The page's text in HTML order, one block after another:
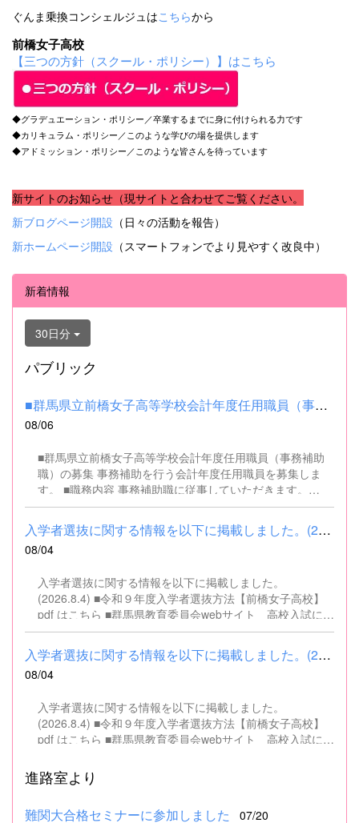
ぐんま乗換コンシェルジュはこちらから
前橋女子高校
【三つの方針（スクール・ポリシー）】はこちら
◆グラデュエーション・ポリシー／卒業するまでに身に付けられる力です
◆カリキュラム・ポリシー／このような学びの場を提供します
◆アドミッション・ポリシー／このような皆さんを待っています
新サイトのお知らせ（現サイトと合わせてご覧ください。
新ブログページ開設 （日々の活動を報告）
新ホームページ開設 （スマートフォンでより見やすく改良中）
新着情報
30日分
パブリック
■群馬県立前橋女子高等学校会計年度任用職員（事務補助職）の募集...
08/06
■群馬県立前橋女子高等学校会計年度任用職員（事務補助
職）の募集 事務補助を行う会計年度任用職員を募集しま
す。 ■職務内容 事務補助職に従事していただきます。
SSH（スーパーサイエンスハイスクール）事業にかかるパ
ソコンでの文書・資料作成、データ入力・整理事務、電話
対応、書類の整理、その他事務補助業務全般 ■募集人数 １
名 ■募集対象 以下の条件を満たしている方 基本的なパソコ
する方は、応募できませんので御了承ください。 （1）地
方公務員法第16条に該当する者（以下のいずれかに該当す
る人） ・禁錮以上の刑に処せられ、その執行を終わるまで
又は執行を受けることがなくなるまでの者 ・群馬県職員と
して懲戒免職の処分を受け、当該処分の日から2年を経過
しない者 ・人事委員会又は公平委員会の委員の職にあっ
て、地方公務員法第60条から第63条までに規定する罪を犯
政府を暴力で破壊することを主張する政党その他の団体を
結成し、又はこれに加入した者 （2）平成11年改正前の民
法の規定による準禁治産の宣告を受けている者（心...
入学者選抜に関する情報を以下に掲載しました。(2026.8.4) ■令和...
08/04
入学者選抜に関する情報を以下に掲載しました。
(2026.8.4) ■令和９年度入学者選抜方法【前橋女子高校】
pdf はこちら ■群馬県教育委員会webサイト 高校入試に関
するページはこちら
入学者選抜に関する情報を以下に掲載しました。(2026.8.4) ■令和...
08/04
入学者選抜に関する情報を以下に掲載しました。
(2026.8.4) ■令和９年度入学者選抜方法【前橋女子高校】
pdf はこちら ■群馬県教育委員会webサイト 高校入試に関
進路室より
難関大合格セミナーに参加しました 07/20